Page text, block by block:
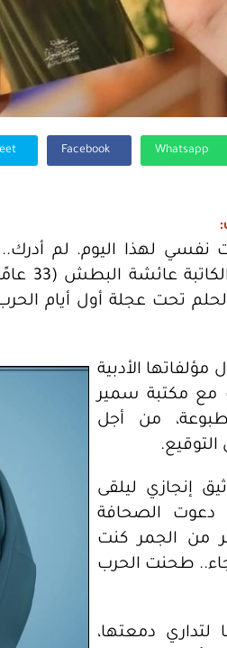
Tweet Facebook
نفسي لهذا اليوم. لم
سيذهب
تحت عجلة أول أيام
مؤلفاتها الأدبية
مع مكتبة سمير
من أجل
إنجازي ليلقى
الصحافة
من الجمر كنت
جاء.. طحنت الحرب
لتداري دمعتها،